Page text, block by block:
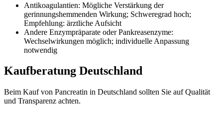
Antikoagulantien: Mögliche Verstärkung der
gerinnungshemmenden Wirkung; Schweregrad hoch;
Empfehlung: ärztliche Aufsicht
Andere Enzympräparate oder Pankreasenzyme:
Wechselwirkungen möglich; individuelle Anpassung
notwendig
Kaufberatung Deutschland
Beim Kauf von Pancreatin in Deutschland sollten Sie auf Qualität
und Transparenz achten.